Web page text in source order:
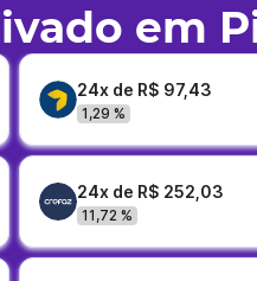
em
24x de R$ 97,43
1,29 %
24x de R$ 252,03
11,72 %